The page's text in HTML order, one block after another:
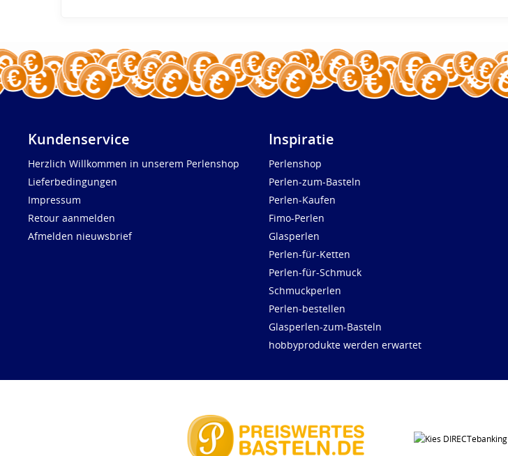
Kundenservice
Herzlich Willkommen in unserem Perlenshop
Lieferbedingungen
Impressum
Retour aanmelden
Afmelden nieuwsbrief
Inspiratie
Perlenshop
Perlen-zum-Basteln
Perlen-Kaufen
Fimo-Perlen
Glasperlen
Perlen-für-Ketten
Perlen-für-Schmuck
Schmuckperlen
Perlen-bestellen
Glasperlen-zum-Basteln
hobbyprodukte werden erwartet